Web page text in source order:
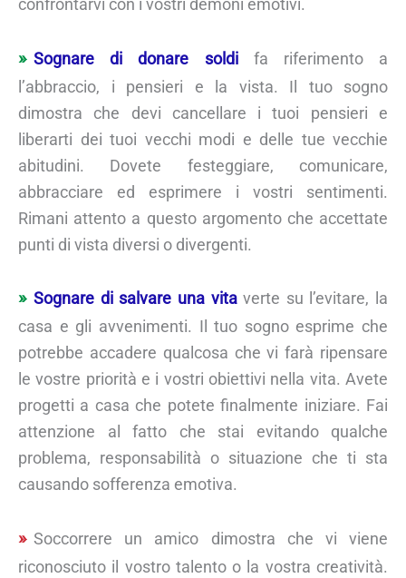
confrontarvi con i vostri demoni emotivi.
Sognare di donare soldifa riferimento a
l’abbraccio, i pensieri e la vista. Il tuo sogno
dimostra che devi cancellare i tuoi pensieri e
liberarti dei tuoi vecchi modi e delle tue vecchie
abitudini. Dovete festeggiare, comunicare,
abbracciare ed esprimere i vostri sentimenti.
Rimani attento a questo argomento che accettate
punti di vista diversi o divergenti.
Sognare di salvare una vitaverte su l’evitare, la
casa e gli avvenimenti. Il tuo sogno esprime che
potrebbe accadere qualcosa che vi farà ripensare
le vostre priorità e i vostri obiettivi nella vita. Avete
progetti a casa che potete finalmente iniziare. Fai
attenzione al fatto che stai evitando qualche
problema, responsabilità o situazione che ti sta
causando sofferenza emotiva.
Soccorrere un amico dimostra che vi viene
riconosciuto il vostro talento o la vostra creatività.